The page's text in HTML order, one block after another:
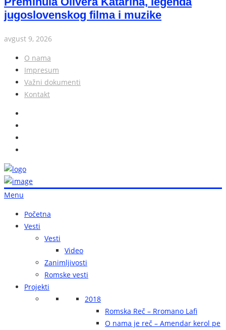
jugoslovenskog filma i muzike
avgust 9, 2026
O nama
Impresum
Važni dokumenti
Kontakt
Menu
Početna
Vesti
Vesti
Video
Zanimljivosti
Romske vesti
Projekti
2018
Romska Reč – Rromano Lafi
O nama je reč – Amendar kerol pe